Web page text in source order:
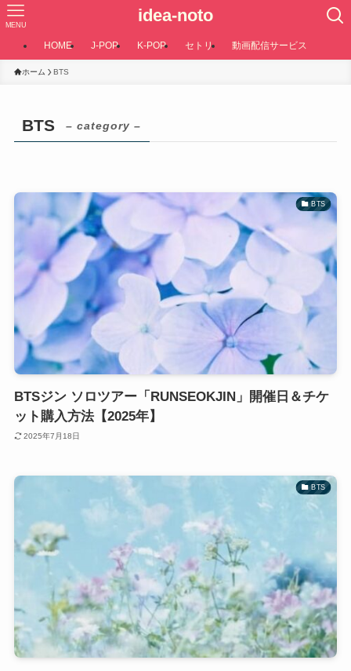
idea-noto
MENU
HOME J-POP K-POP セトリ 動画配信サービス
ホーム BTS
BTS – category –
BTS
BTSジン ソロツアー「RUNSEOKJIN」開催日＆チケ
ット購入方法【2025年】
2025年7月18日
BTS